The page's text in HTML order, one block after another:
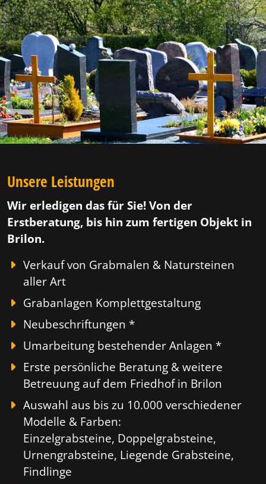
Unsere Leistungen
Wir erledigen das für Sie! Von der
Erstberatung, bis hin zum fertigen Objekt in
Brilon.
Verkauf von Grabmalen & Natursteinen
aller Art
Grabanlagen Komplettgestaltung
Neubeschriftungen *
Umarbeitung bestehender Anlagen *
Erste persönliche Beratung & weitere
Betreuung auf dem Friedhof in Brilon
Auswahl aus bis zu 10.000 verschiedener
Modelle & Farben:
Einzelgrabsteine, Doppelgrabsteine,
Urnengrabsteine, Liegende Grabsteine,
Findlinge